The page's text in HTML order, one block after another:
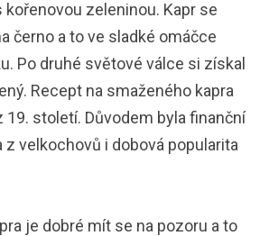
kořenovou zeleninou. Kapr se
černo a to ve sladké omáčce
Po druhé světové válce si získal
Recept na smaženého kapra
19. století. Důvodem byla finanční
velkochovů i dobová popularita
je dobré mít se na pozoru a to